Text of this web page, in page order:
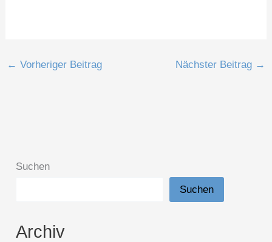
← Vorheriger Beitrag Nächster Beitrag →
Suchen
Suchen
Archiv